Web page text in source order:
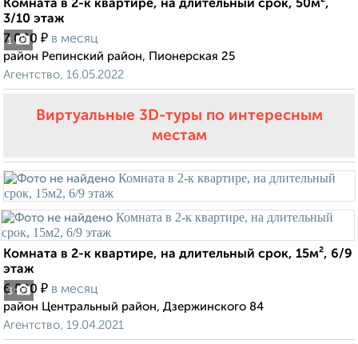
1
Комната в 2-к квартире, на длительный срок, 50м²,
3/10 этаж
7 000 ₽ в месяц
район Репинский район, Пионерская 25
Агентство, 16.05.2022
Виртуальные 3D-туры по интересным
местам
3
Комната в 2-к квартире, на длительный срок, 15м², 6/9
этаж
6 500 ₽ в месяц
район Центральный район, Дзержинского 84
Агентство, 19.04.2021